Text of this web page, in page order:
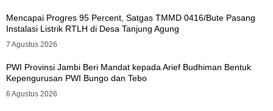
Mencapai Progres 95 Percent, Satgas TMMD 0416/Bute Pasang
Instalasi Listrik RTLH di Desa Tanjung Agung
7 Agustus 2026
PWI Provinsi Jambi Beri Mandat kepada Arief Budhiman Bentuk
Kepengurusan PWI Bungo dan Tebo
6 Agustus 2026